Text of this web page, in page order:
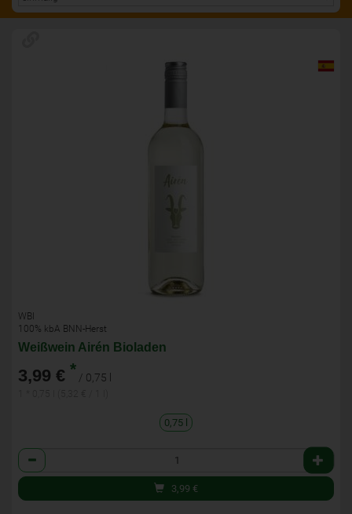
WBI
100% kbA BNN-Herst
Weißwein Airén Bioladen
3,99 € * / 0,75 l
0,75 l
Anzahl
3,99 €